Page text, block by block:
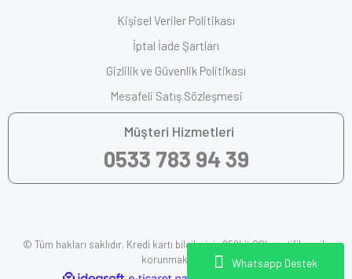
Whatsapp Destek
Kişisel Veriler Politikası
İptal İade Şartları
Gizlilik ve Güvenlik Politikası
Mesafeli Satış Sözleşmesi
Müşteri Hizmetleri
0533 783 94 39
© Tüm hakları saklıdır. Kredi kartı bilgileriniz 256bit SSL sertifikası ile
korunmaktadır.